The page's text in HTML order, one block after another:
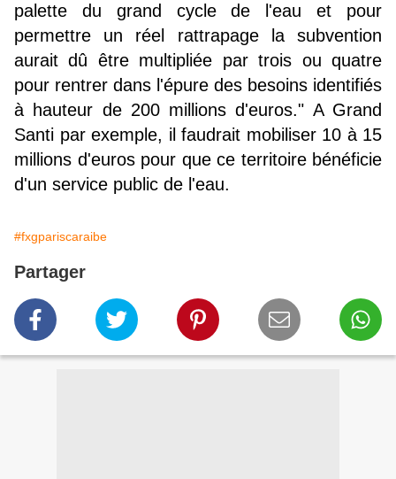
palette du grand cycle de l'eau et pour
permettre un réel rattrapage la subvention
aurait dû être multipliée par trois ou quatre
pour rentrer dans l'épure des besoins identifiés
à hauteur de 200 millions d'euros." A Grand
Santi par exemple, il faudrait mobiliser 10 à 15
millions d'euros pour que ce territoire bénéficie
d'un service public de l'eau.
#fxgpariscaraibe
Partager